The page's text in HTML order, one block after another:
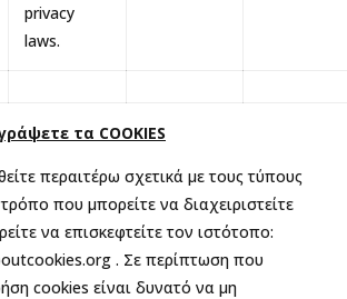
privacy
laws.
τα COOKIES
περαιτέρω σχετικά με τους τύπους
που μπορείτε να διαχειριστείτε
να επισκεφτείτε τον ιστότοπο:
. Σε περίπτωση που
cookies είναι δυνατό να μη